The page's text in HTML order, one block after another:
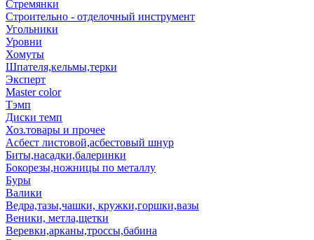
Стремянки
Строительно - отделочный инструмент
Угольники
Уровни
Хомуты
Шпателя,кельмы,терки
Эксперт
Master color
Тэмп
Диски темп
Хоз.товары и прочее
Асбест листовой,асбестовый шнур
Биты,насадки,балеринки
Бокорезы,ножницы по металлу
Буры
Валики
Ведра,тазы,чашки, кружки,горшки,вазы
Веники, метла,щетки
Веревки,арканы,троссы,бабина